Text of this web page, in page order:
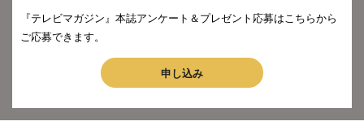
『テレビマガジン』本誌アンケート＆プレゼント応募はこちらから
ご応募できます。
申し込み